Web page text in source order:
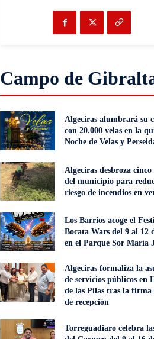
Campo de
Algeciras alumbrará su
con 20.000 velas en la
Noche de Velas y
Algeciras desbroza cinco
del municipio para
riesgo de incendios en
Los Barrios acoge el
Bocata Wars del 9 al 12
en el Parque Sor María
Algeciras formaliza la
de servicios públicos en
de las Pilas tras la firma
de recepción
Torreguadiaro celebra